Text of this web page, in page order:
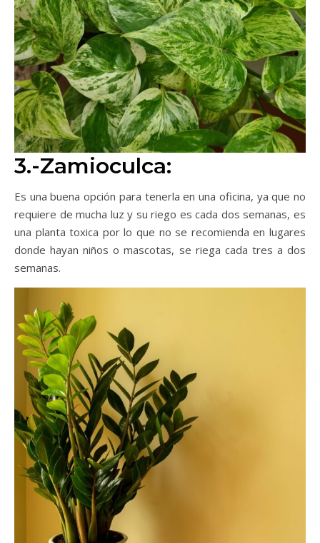
3.-Zamioculca:
Es una buena opción para tenerla en una oficina, ya que no
requiere de mucha luz y su riego es cada dos semanas, es
una planta toxica por lo que no se recomienda en lugares
donde hayan niños o mascotas, se riega cada tres a dos
semanas.